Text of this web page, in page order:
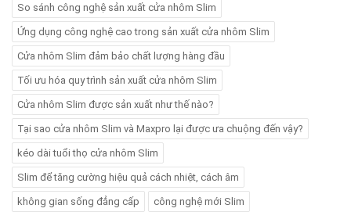
So sánh công nghệ sản xuất cửa nhôm Slim
Ứng dụng công nghệ cao trong sản xuất cửa nhôm Slim
Cửa nhôm Slim đảm bảo chất lượng hàng đầu
Tối ưu hóa quy trình sản xuất cửa nhôm Slim
Cửa nhôm Slim được sản xuất như thế nào?
Tại sao cửa nhôm Slim và Maxpro lại được ưa chuộng đến vậy?
kéo dài tuổi thọ cửa nhôm Slim
Slim để tăng cường hiệu quả cách nhiệt, cách âm
không gian sống đẳng cấp công nghệ mới Slim